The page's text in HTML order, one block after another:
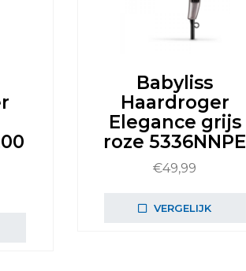
Babyliss
Haardroger
Elegance grijs
roze 5336NNPE
€49,99
VERGELIJK